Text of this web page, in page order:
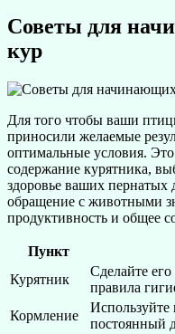
Советы для
кур
Для того чтобы ваши
приносили желаемые
оптимальные условия.
содержание курятника,
здоровье ваших пернатых
обращение с животными
продуктивность и общее
Пункт
Курятник
Сделайте
правила
Кормление
Используйте
постоянный